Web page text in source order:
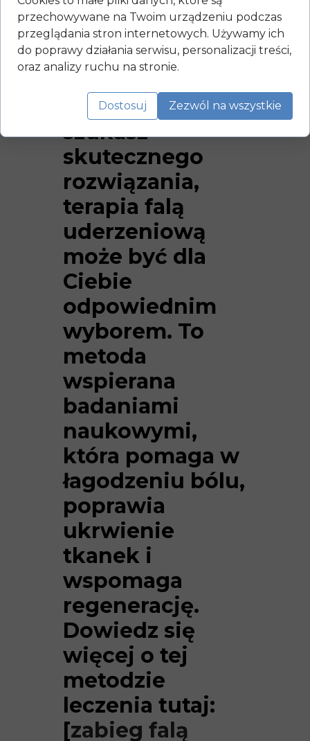
Jeśli
doświadczasz
objawów i
szukasz
skutecznego
rozwiązania,
terapia falą
uderzeniową
może być dla
Ciebie
odpowiednim
wyborem. To
metoda
wspierana
badaniami
naukowymi,
która pomaga w
łagodzeniu bólu,
poprawia
ukrwienie
tkanek i
wspomaga
regenerację.
Dowiedz się
więcej o tej
metodzie
leczenia tutaj:
[zabieg falą
przechowywane na Twoim urządzeniu podczas
przeglądania stron internetowych. Używamy ich
do poprawy działania serwisu, personalizacji treści,
oraz analizy ruchu na stronie.
Dostosuj Zezwól na wszystkie